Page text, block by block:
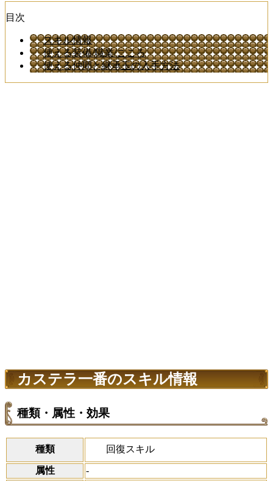
目次
スキル情報
使える装備/職業/こころ
使える仲間と継承玉の入手方法
カステラ一番のスキル情報
種類・属性・効果
種類 回復スキル
属性 -